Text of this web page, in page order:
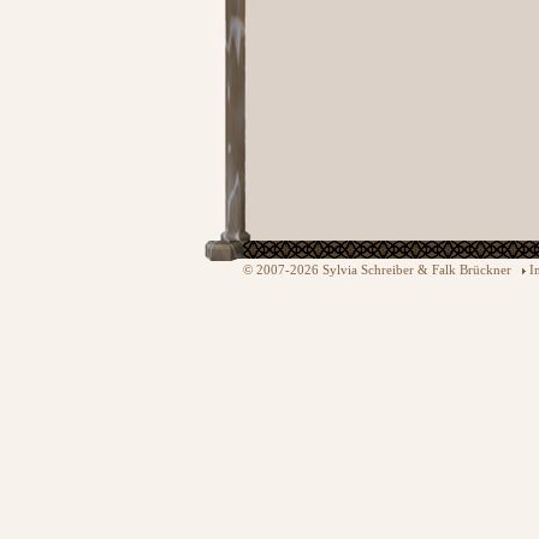
© 2007-2026 Sylvia Schreiber & Falk Brückner